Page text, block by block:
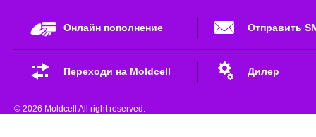
Онлайн пополнение Отправить
Переходи на Moldcell Дилер
© 2026 Moldcell All right reserved.